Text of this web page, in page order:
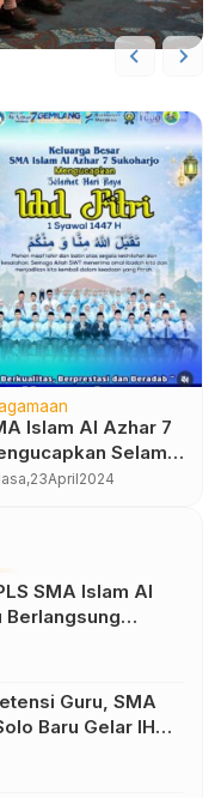
KBM TP
2023 Kurikulum
24Juli2022
SMA Islam Al
Berlangsung
Awal Perjalanan
Guru, SMA
Baru Gelar IHT